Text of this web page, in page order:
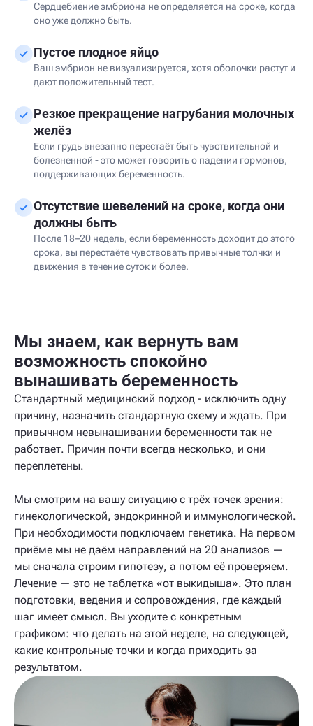
Сердцебиение эмбриона не определяется на сроке, когда
оно уже должно быть.
Пустое плодное яйцо
Ваш эмбрион не визуализируется, хотя оболочки растут и
дают положительный тест.
Резкое прекращение нагрубания молочных
желёз
Если грудь внезапно перестаёт быть чувствительной и
болезненной - это может говорить о падении гормонов,
поддерживающих беременность.
Отсутствие шевелений на сроке, когда они
должны быть
После 18–20 недель, если беременность доходит до этого
срока, вы перестаёте чувствовать привычные толчки и
движения в течение суток и более.
Мы знаем, как вернуть вам
возможность спокойно
вынашивать беременность
Стандартный медицинский подход - исключить одну
причину, назначить стандартную схему и ждать. При
привычном невынашивании беременности так не
работает. Причин почти всегда несколько, и они
переплетены.
Мы смотрим на вашу ситуацию с трёх точек зрения:
гинекологической, эндокринной и иммунологической.
При необходимости подключаем генетика. На первом
приёме мы не даём направлений на 20 анализов —
мы сначала строим гипотезу, а потом её проверяем.
Лечение — это не таблетка «от выкидыша». Это план
подготовки, ведения и сопровождения, где каждый
шаг имеет смысл. Вы уходите с конкретным
графиком: что делать на этой неделе, на следующей,
какие контрольные точки и когда приходить за
результатом.